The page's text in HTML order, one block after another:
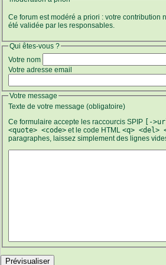
Ce forum est modéré a priori : votre contribution
été validée par les responsables.
Qui êtes-vous ?
Votre nom
Votre adresse email
Votre message
Texte de votre message (obligatoire)
Ce formulaire accepte les raccourcis SPIP
[-
<quote> <code> et le code HTML <q> <del>
paragraphes, laissez simplement des lignes